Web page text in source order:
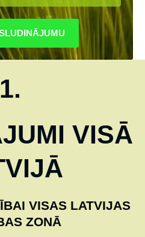
1.
VISĀ
VISAS LATVIJAS
ZONĀ